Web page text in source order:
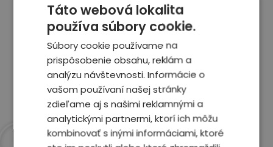
Detailné foto aj video
Celé auto z exteriéru aj interiéru nafotíme
vrátane závad a poškodení
Zobraziť report
Táto webová lokalita
používa súbory cookie.
Súbory cookie používame na
prispôsobenie obsahu, reklám a
analýzu návštevnosti. Informácie o
vašom používaní našej stránky
zdieľame aj s našimi reklamnými a
analytickými partnermi, ktorí ich môžu
kombinovať s inými informáciami, ktoré